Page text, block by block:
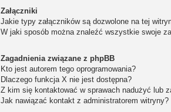
Załączniki
Jakie typy załączników są dozwolone na tej
W jaki sposób można znaleźć wszystkie swoje
Zagadnienia związane z phpBB
Kto jest autorem tego oprogramowania?
Dlaczego funkcja X nie jest dostępna?
Z kim się kontaktować w sprawach nadużyć lub
Jak nawiązać kontakt z administratorem witryny?